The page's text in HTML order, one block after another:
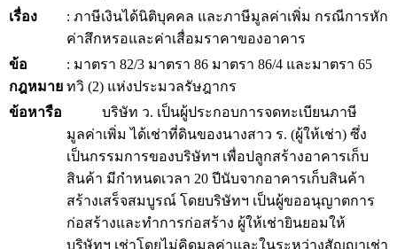
เรื่อง
: ภาษีเงินได้นิติบุคคล และภาษีมูลค่าเพิ่ม กรณีการหัก
ค่าสึกหรอและค่าเสื่อมราคาของอาคาร
ข้อ
กฎหมาย
: มาตรา 82/3 มาตรา 86 มาตรา 86/4 และมาตรา 65
ทวิ (2) แห่งประมวลรัษฎากร
ข้อหารือ
บริษัท ว. เป็นผู้ประกอบการจดทะเบียนภาษี
มูลค่าเพิ่ม ได้เช่าที่ดินของนางสาว ร. (ผู้ให้เช่า) ซึ่ง
เป็นกรรมการของบริษัทฯ เพื่อปลูกสร้างอาคารเก็บ
สินค้า มีกำหนดเวลา 20 ปีนับจากอาคารเก็บสินค้า
สร้างเสร็จสมบูรณ์ โดยบริษัทฯ เป็นผู้ขออนุญาตการ
ก่อสร้างและทำการก่อสร้าง ผู้ให้เช่ายินยอมให้
บริษัทฯ เช่าโดยไม่คิดมูลค่าและในระหว่างสัญญาเช่า